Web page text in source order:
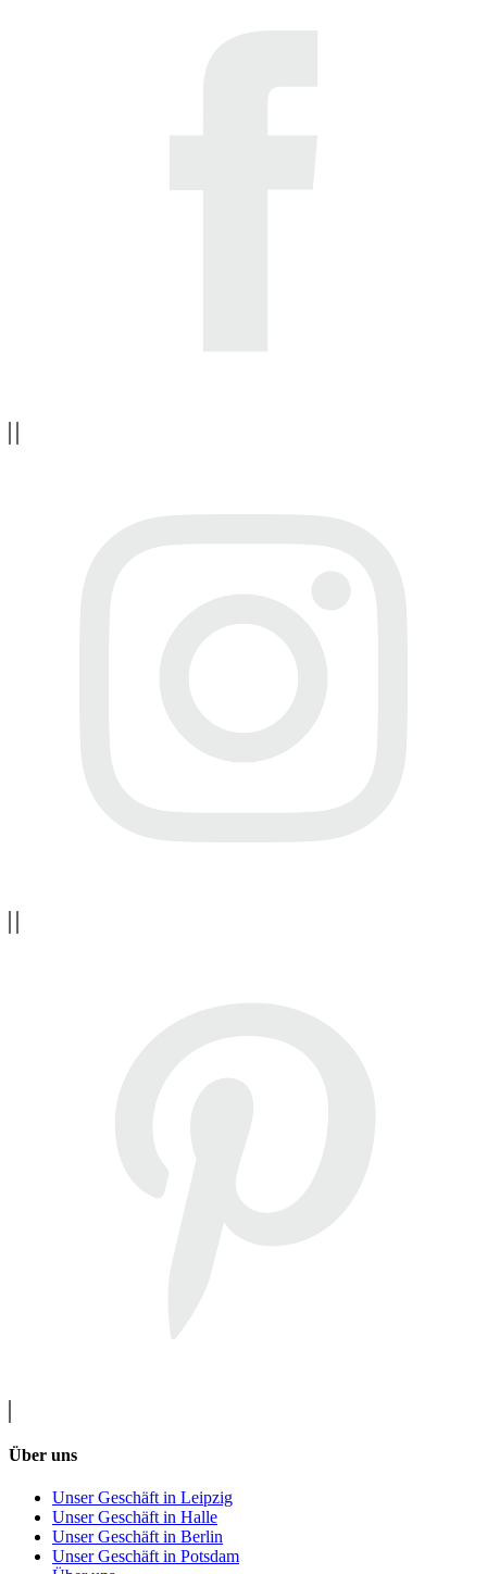
Über uns
Unser Geschäft in Leipzig
Unser Geschäft in Halle
Unser Geschäft in Berlin
Unser Geschäft in Potsdam